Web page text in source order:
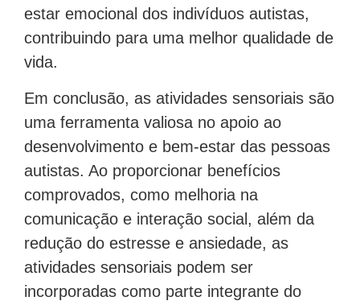
estar emocional dos indivíduos autistas,
contribuindo para uma melhor qualidade de
vida.
Em conclusão, as atividades sensoriais são
uma ferramenta valiosa no apoio ao
desenvolvimento e bem-estar das pessoas
autistas. Ao proporcionar benefícios
comprovados, como melhoria na
comunicação e interação social, além da
redução do estresse e ansiedade, as
atividades sensoriais podem ser
incorporadas como parte integrante do